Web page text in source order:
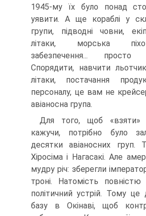
1945-му їх було понад
уявити. А ще кораблі у
групи, підводні човни,
літаки, морська
забезпечення... просто
Спорядити, навчити
літаки, постачання
персона­лу, це вам не
авіаносна група.
Для того, щоб «взяти»
кажучи, по­трібно було
десятки авіаносних груп.
Хіросіма і Нагасакі. Але
мудру річ: зберегли
троні. Натомість повністю
політичний устрій. Тому це
базу в Окінаві, щоб